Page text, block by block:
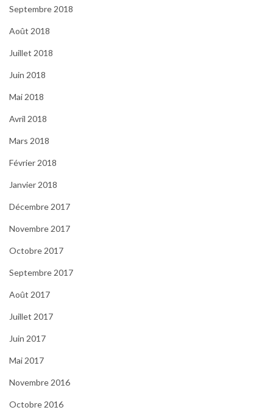
Septembre 2018
Août 2018
Juillet 2018
Juin 2018
Mai 2018
Avril 2018
Mars 2018
Février 2018
Janvier 2018
Décembre 2017
Novembre 2017
Octobre 2017
Septembre 2017
Août 2017
Juillet 2017
Juin 2017
Mai 2017
Novembre 2016
Octobre 2016